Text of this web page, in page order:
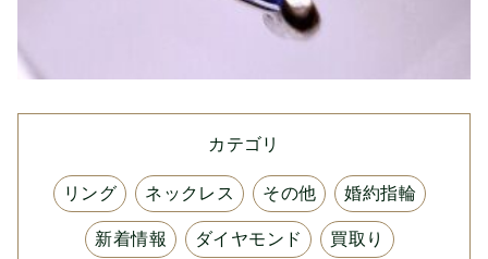
カテゴリ
リング ネックレス その他 婚約指輪
新着情報 ダイヤモンド 買取り